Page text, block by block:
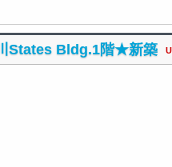
States Bldg.1階★新築